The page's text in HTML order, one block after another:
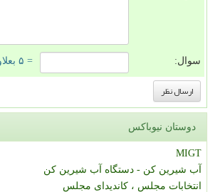
سوال: = ۵ بعلاوه ۳
دوستان نیوباکس
MIGT
آب شیرین کن - دستگاه آب شیرین کن
انتخابات مجلس ، کاندیدای مجلس